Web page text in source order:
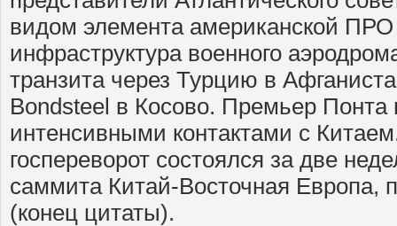
видом элемента американской ПРО
инфраструктура военного
транзита через Турцию в
Bondsteel в Косово. Премьер
интенсивными контактами с
госпереворот состоялся за две
саммита Китай-Восточная Европа,
(конец цитаты).